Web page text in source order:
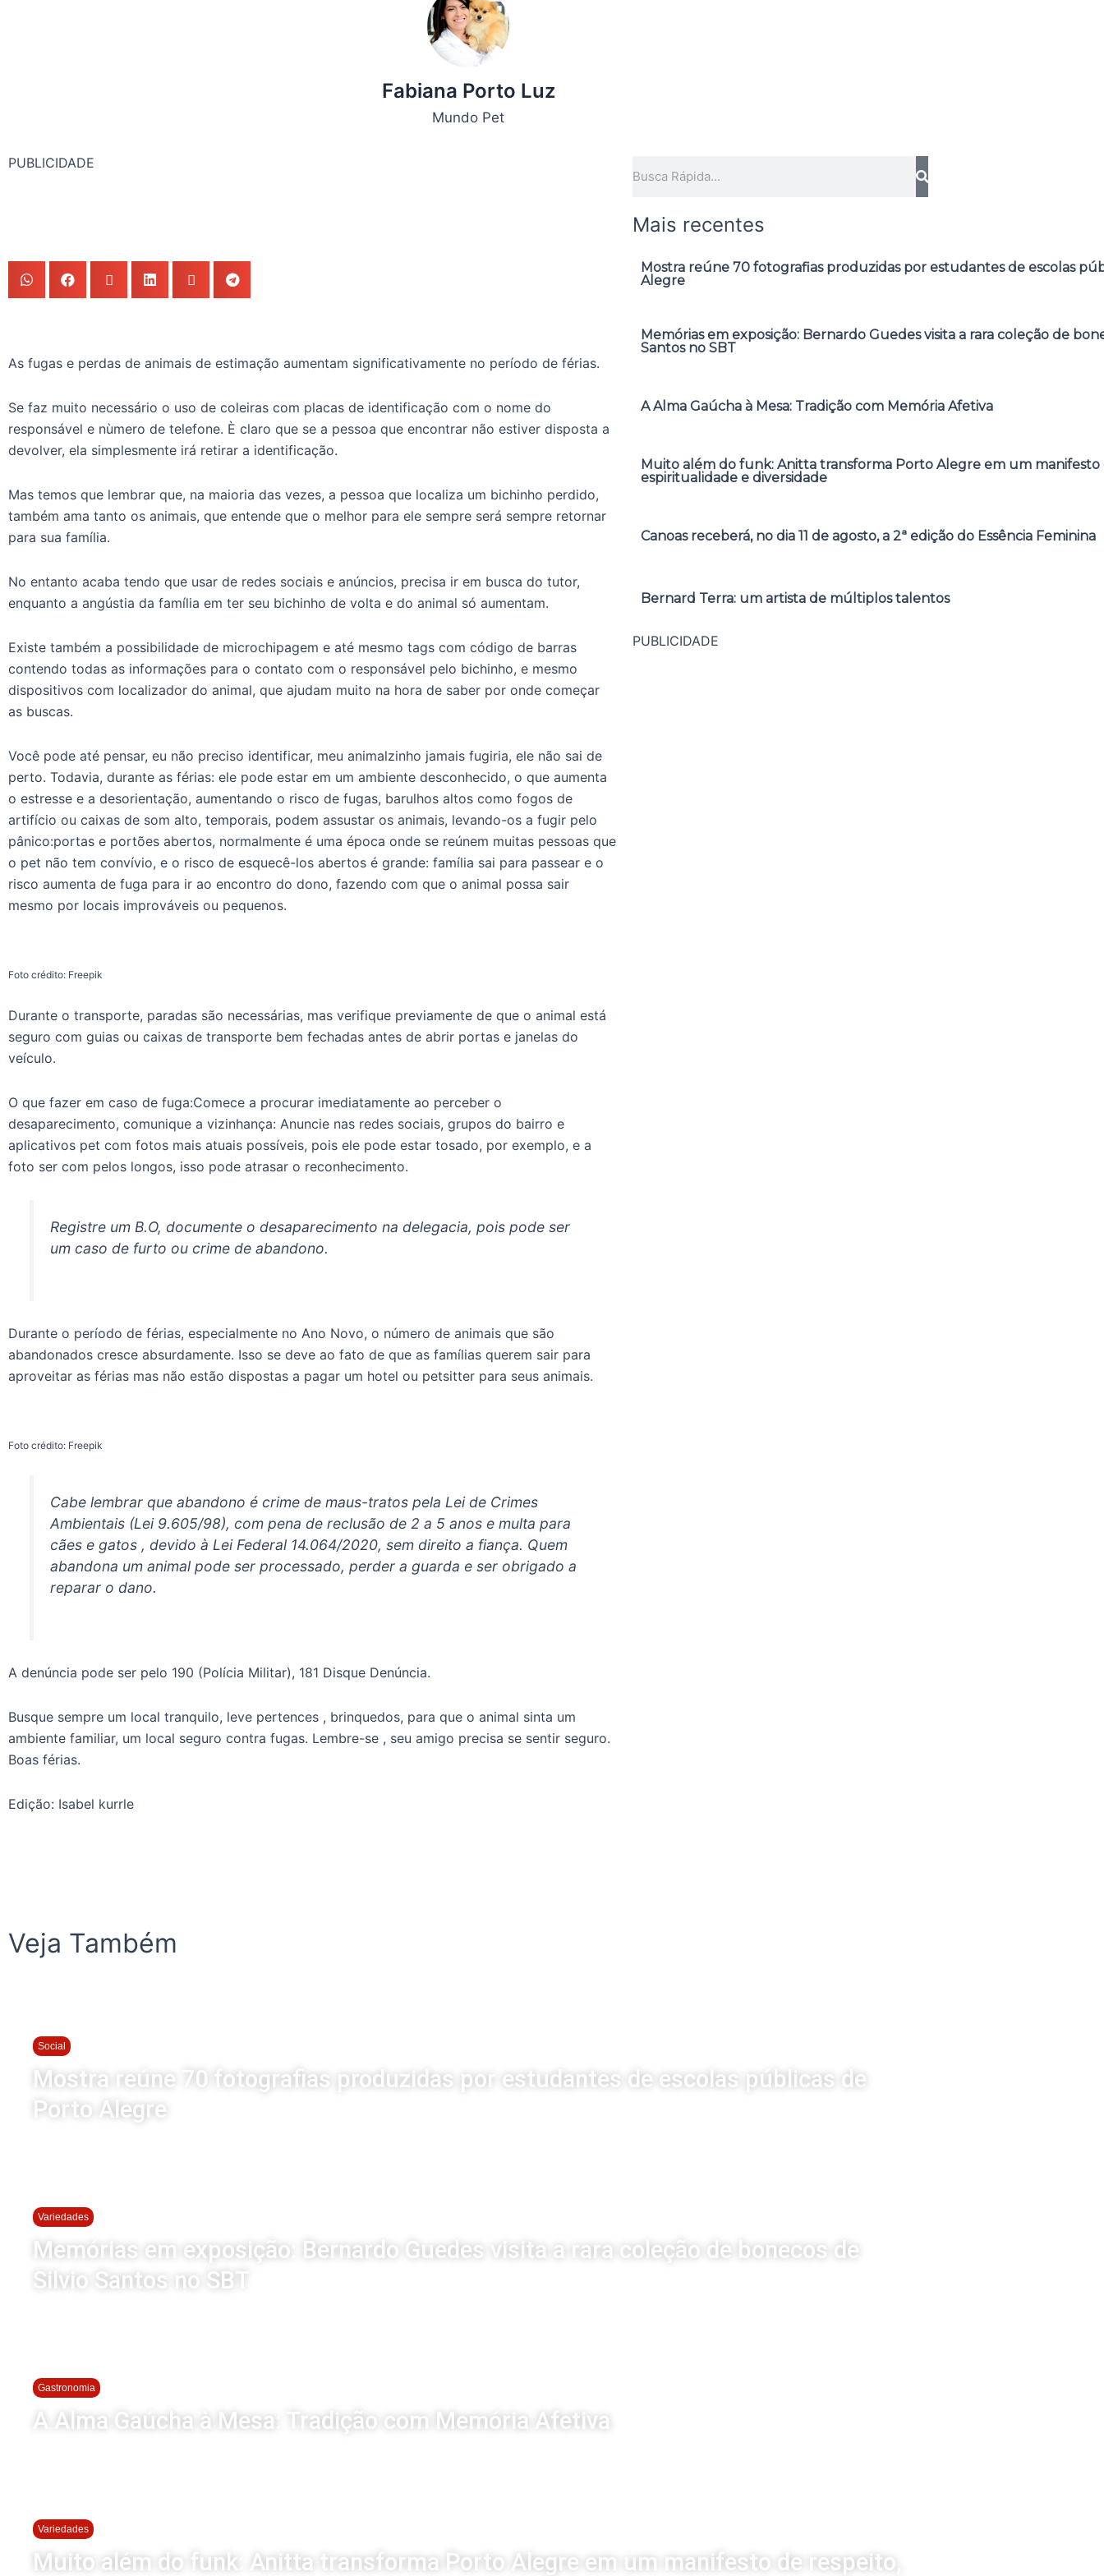
Fabiana Porto Luz
Mundo Pet
PUBLICIDADE
As fugas e perdas de animais de estimação aumentam significativamente no período de férias.
Se faz muito necessário o uso de coleiras com placas de identificação com o nome do
responsável e nùmero de telefone. È claro que se a pessoa que encontrar não estiver disposta a
devolver, ela simplesmente irá retirar a identificação.
Mas temos que lembrar que, na maioria das vezes, a pessoa que localiza um bichinho perdido,
também ama tanto os animais, que entende que o melhor para ele sempre será sempre retornar
para sua família.
No entanto acaba tendo que usar de redes sociais e anúncios, precisa ir em busca do tutor,
enquanto a angústia da família em ter seu bichinho de volta e do animal só aumentam.
Existe também a possibilidade de microchipagem e até mesmo tags com código de barras
contendo todas as informações para o contato com o responsável pelo bichinho, e mesmo
dispositivos com localizador do animal, que ajudam muito na hora de saber por onde começar
as buscas.
Você pode até pensar, eu não preciso identificar, meu animalzinho jamais fugiria, ele não sai de
perto. Todavia, durante as férias: ele pode estar em um ambiente desconhecido, o que aumenta
o estresse e a desorientação, aumentando o risco de fugas, barulhos altos como fogos de
artifício ou caixas de som alto, temporais, podem assustar os animais, levando-os a fugir pelo
pânico:portas e portões abertos, normalmente é uma época onde se reúnem muitas pessoas que
o pet não tem convívio, e o risco de esquecê-los abertos é grande: família sai para passear e o
risco aumenta de fuga para ir ao encontro do dono, fazendo com que o animal possa sair
mesmo por locais improváveis ou pequenos.
Foto crédito: Freepik
Durante o transporte, paradas são necessárias, mas verifique previamente de que o animal está
seguro com guias ou caixas de transporte bem fechadas antes de abrir portas e janelas do
veículo.
O que fazer em caso de fuga:Comece a procurar imediatamente ao perceber o
desaparecimento, comunique a vizinhança: Anuncie nas redes sociais, grupos do bairro e
aplicativos pet com fotos mais atuais possíveis, pois ele pode estar tosado, por exemplo, e a
foto ser com pelos longos, isso pode atrasar o reconhecimento.
Registre um B.O, documente o desaparecimento na delegacia, pois pode ser
um caso de furto ou crime de abandono.
Durante o período de férias, especialmente no Ano Novo, o número de animais que são
abandonados cresce absurdamente. Isso se deve ao fato de que as famílias querem sair para
aproveitar as férias mas não estão dispostas a pagar um hotel ou petsitter para seus animais.
Foto crédito: Freepik
Cabe lembrar que abandono é crime de maus-tratos pela Lei de Crimes
Ambientais (Lei 9.605/98), com pena de reclusão de 2 a 5 anos e multa para
cães e gatos , devido à Lei Federal 14.064/2020, sem direito a fiança. Quem
abandona um animal pode ser processado, perder a guarda e ser obrigado a
reparar o dano.
A denúncia pode ser pelo 190 (Polícia Militar), 181 Disque Denúncia.
Busque sempre um local tranquilo, leve pertences , brinquedos, para que o animal sinta um
ambiente familiar, um local seguro contra fugas. Lembre-se , seu amigo precisa se sentir seguro.
Boas férias.
Edição: Isabel kurrle
Mais recentes
Mostra reúne 70 fotografias produzidas por estudantes de escolas
Alegre
Memórias em exposição: Bernardo Guedes visita a rara coleção de
Santos no SBT
A Alma Gaúcha à Mesa: Tradição com Memória Afetiva
Muito além do funk: Anitta transforma Porto Alegre em um manifesto
espiritualidade e diversidade
Canoas receberá, no dia 11 de agosto, a 2ª edição do Essência Feminina
Bernard Terra: um artista de múltiplos talentos
PUBLICIDADE
Veja Também
Social
Mostra reúne 70 fotografias produzidas por estudantes de escolas públicas de
Porto Alegre
Variedades
Memórias em exposição: Bernardo Guedes visita a rara coleção de bonecos de
Silvio Santos no SBT
Gastronomia
A Alma Gaúcha à Mesa: Tradição com Memória Afetiva
Variedades
Muito além do funk: Anitta transforma Porto Alegre em um manifesto de respeito,